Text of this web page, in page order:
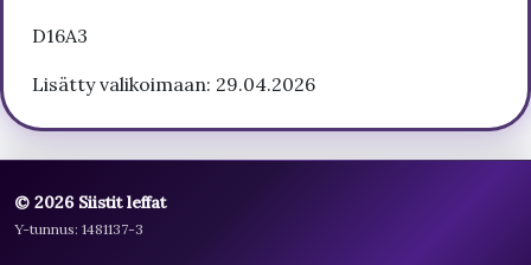
D16A3
Lisätty valikoimaan: 29.04.2026
© 2026 Siistit leffat
Y-tunnus: 1481137-3